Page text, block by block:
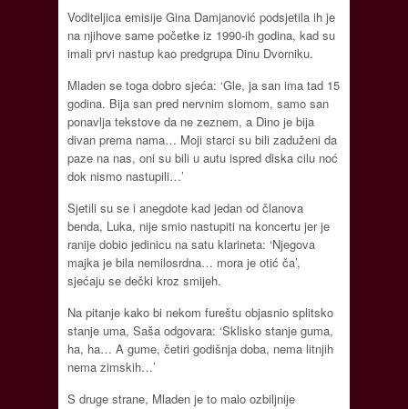
Voditeljica emisije Gina Damjanović podsjetila ih je
na njihove same početke iz 1990-ih godina, kad su
imali prvi nastup kao predgrupa Dinu Dvorniku.
Mladen se toga dobro sjeća: ‘Gle, ja san ima tad 15
godina. Bija san pred nervnim slomom, samo san
ponavlja tekstove da ne zeznem, a Dino je bija
divan prema nama… Moji starci su bili zaduženi da
paze na nas, oni su bili u autu ispred diska cilu noć
dok nismo nastupili…’
Sjetili su se i anegdote kad jedan od članova
benda, Luka, nije smio nastupiti na koncertu jer je
ranije dobio jedinicu na satu klarineta: ‘Njegova
majka je bila nemilosrdna… mora je otić ča’,
sjećaju se dečki kroz smijeh.
Na pitanje kako bi nekom fureštu objasnio splitsko
stanje uma, Saša odgovara: ‘Sklisko stanje guma,
ha, ha… A gume, četiri godišnja doba, nema litnjih
nema zimskih…’
S druge strane, Mladen je to malo ozbiljnije